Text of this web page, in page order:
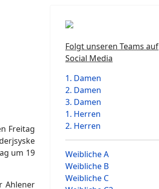
Freitag
um 19
Ahlener
Folgt unseren Teams auf
Social Media
1. Damen
2. Damen
3. Damen
1. Herren
2. Herren
Weibliche A
Weibliche B
Weibliche C